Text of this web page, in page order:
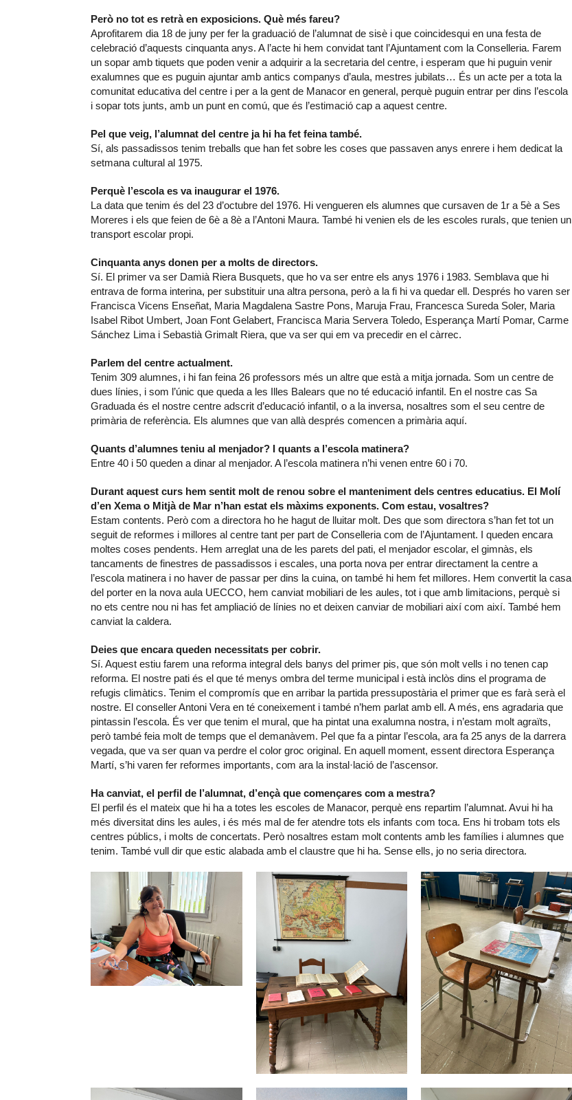
Però no tot es retrà en exposicions. Què més fareu?
Aprofitarem dia 18 de juny per fer la graduació de l’alumnat de sisè i que coincidesqui en una festa de
celebració d’aquests cinquanta anys. A l’acte hi hem convidat tant l’Ajuntament com la Conselleria. Farem
un sopar amb tiquets que poden venir a adquirir a la secretaria del centre, i esperam que hi puguin venir
exalumnes que es puguin ajuntar amb antics companys d’aula, mestres jubilats… És un acte per a tota la
comunitat educativa del centre i per a la gent de Manacor en general, perquè puguin entrar per dins l’escola
i sopar tots junts, amb un punt en comú, que és l’estimació cap a aquest centre.
Pel que veig, l’alumnat del centre ja hi ha fet feina també.
Sí, als passadissos tenim treballs que han fet sobre les coses que passaven anys enrere i hem dedicat la
setmana cultural al 1975.
Perquè l’escola es va inaugurar el 1976.
La data que tenim és del 23 d’octubre del 1976. Hi vengueren els alumnes que cursaven de 1r a 5è a Ses
Moreres i els que feien de 6è a 8è a l’Antoni Maura. També hi venien els de les escoles rurals, que tenien un
transport escolar propi.
Cinquanta anys donen per a molts de directors.
Sí. El primer va ser Damià Riera Busquets, que ho va ser entre els anys 1976 i 1983. Semblava que hi
entrava de forma interina, per substituir una altra persona, però a la fi hi va quedar ell. Després ho varen ser
Francisca Vicens Enseñat, Maria Magdalena Sastre Pons, Maruja Frau, Francesca Sureda Soler, Maria
Isabel Ribot Umbert, Joan Font Gelabert, Francisca Maria Servera Toledo, Esperança Martí Pomar, Carme
Sánchez Lima i Sebastià Grimalt Riera, que va ser qui em va precedir en el càrrec.
Parlem del centre actualment.
Tenim 309 alumnes, i hi fan feina 26 professors més un altre que està a mitja jornada. Som un centre de
dues línies, i som l’únic que queda a les Illes Balears que no té educació infantil. En el nostre cas Sa
Graduada és el nostre centre adscrit d’educació infantil, o a la inversa, nosaltres som el seu centre de
primària de referència. Els alumnes que van allà després comencen a primària aquí.
Quants d’alumnes teniu al menjador? I quants a l’escola matinera?
Entre 40 i 50 queden a dinar al menjador. A l’escola matinera n’hi venen entre 60 i 70.
Durant aquest curs hem sentit molt de renou sobre el manteniment dels centres educatius. El Molí
d’en Xema o Mitjà de Mar n’han estat els màxims exponents. Com estau, vosaltres?
Estam contents. Però com a directora ho he hagut de lluitar molt. Des que som directora s’han fet tot un
seguit de reformes i millores al centre tant per part de Conselleria com de l’Ajuntament. I queden encara
moltes coses pendents. Hem arreglat una de les parets del pati, el menjador escolar, el gimnàs, els
tancaments de finestres de passadissos i escales, una porta nova per entrar directament la centre a
l’escola matinera i no haver de passar per dins la cuina, on també hi hem fet millores. Hem convertit la casa
del porter en la nova aula UECCO, hem canviat mobiliari de les aules, tot i que amb limitacions, perquè si
no ets centre nou ni has fet ampliació de línies no et deixen canviar de mobiliari així com així. També hem
canviat la caldera.
Deies que encara queden necessitats per cobrir.
Sí. Aquest estiu farem una reforma integral dels banys del primer pis, que són molt vells i no tenen cap
reforma. El nostre pati és el que té menys ombra del terme municipal i està inclòs dins el programa de
refugis climàtics. Tenim el compromís que en arribar la partida pressupostària el primer que es farà serà el
nostre. El conseller Antoni Vera en té coneixement i també n’hem parlat amb ell. A més, ens agradaria que
pintassin l’escola. És ver que tenim el mural, que ha pintat una exalumna nostra, i n’estam molt agraïts,
però també feia molt de temps que el demanàvem. Pel que fa a pintar l’escola, ara fa 25 anys de la darrera
vegada, que va ser quan va perdre el color groc original. En aquell moment, essent directora Esperança
Martí, s’hi varen fer reformes importants, com ara la instal·lació de l’ascensor.
Ha canviat, el perfil de l’alumnat, d’ençà que començares com a mestra?
El perfil és el mateix que hi ha a totes les escoles de Manacor, perquè ens repartim l’alumnat. Avui hi ha
més diversitat dins les aules, i és més mal de fer atendre tots els infants com toca. Ens hi trobam tots els
centres públics, i molts de concertats. Però nosaltres estam molt contents amb les famílies i alumnes que
tenim. També vull dir que estic alabada amb el claustre que hi ha. Sense ells, jo no seria directora.